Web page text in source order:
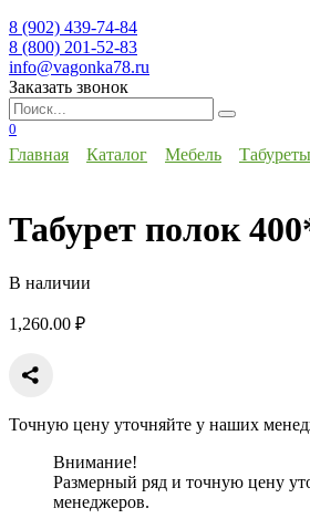
8 (902) 439-74-84
8 (800) 201-52-83
info@vagonka78.ru
Заказать звонок
Искать:
0
Главная Каталог Мебель
Табурет полок
В наличии
1,260.00 ₽
Точную цену уточняйте у наших
Внимание!
Размерный ряд и точную цену
менеджеров.